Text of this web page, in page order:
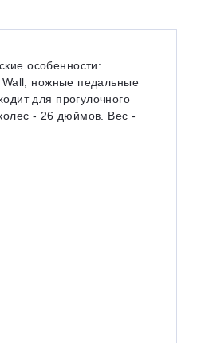
особенности:
Wall, ножные педальные
для прогулочного
- 26 дюймов. Вес -